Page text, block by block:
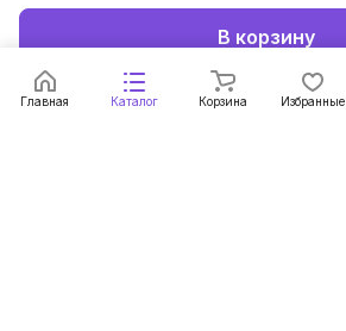
В корзину
Главная Каталог Корзина Избранные